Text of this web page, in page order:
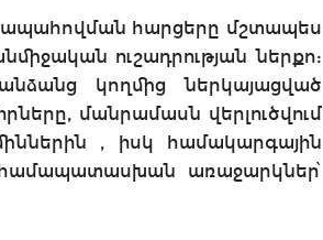
ապահովման հարցերը մշտապես
ուշադրության ներքո:
կողմից ներկայացված
մանրամասն վերլուծվում
, իսկ համակարգային
համապատասխան առաջարկներ՝